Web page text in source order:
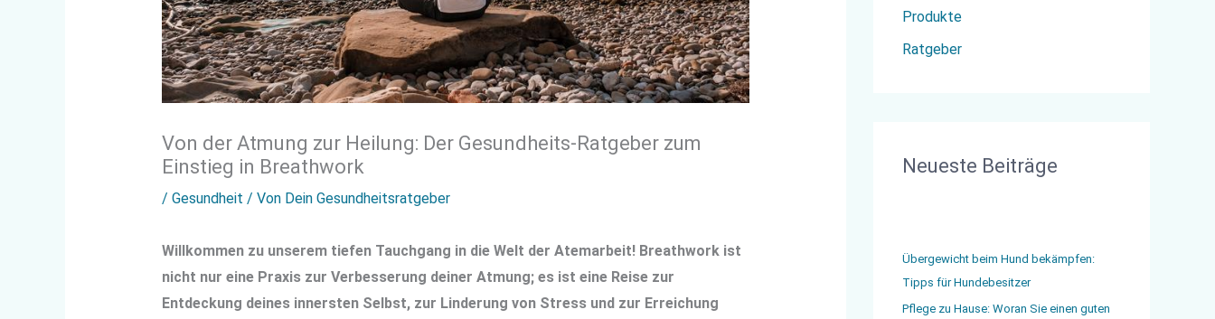
Von der Atmung zur Heilung: Der Gesundheits-Ratgeber zum
Einstieg in Breathwork
/ Gesundheit / Von Dein Gesundheitsratgeber
Willkommen zu unserem tiefen Tauchgang in die Welt der Atemarbeit! Breathwork ist
nicht nur eine Praxis zur Verbesserung deiner Atmung; es ist eine Reise zur
Entdeckung deines innersten Selbst, zur Linderung von Stress und zur Erreichung
Produkte
Ratgeber
Neueste Beiträge
Übergewicht beim Hund bekämpfen:
Tipps für Hundebesitzer
Pflege zu Hause: Woran Sie einen guten